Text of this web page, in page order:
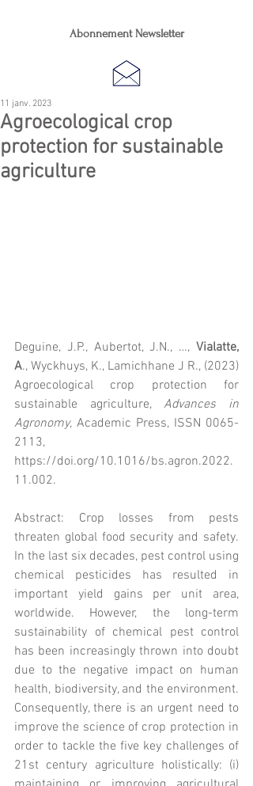
Abonnement Newsletter
Agroecological crop
protection for sustainable
agriculture
11 janv. 2023
Deguine, J.P., Aubertot, J.N., …, Vialatte,
A., Wyckhuys, K., Lamichhane J R., (2023)
Agroecological crop protection for
sustainable agriculture, Advances in
Agronomy, Academic Press, ISSN 0065-
2113,
https://doi.org/10.1016/bs.agron.2022.
11.002.
Abstract: Crop losses from pests
threaten global food security and safety.
In the last six decades, pest control using
chemical pesticides has resulted in
important yield gains per unit area,
worldwide. However, the long-term
sustainability of chemical pest control
has been increasingly thrown into doubt
due to the negative impact on human
health, biodiversity, and the environment.
Consequently, there is an urgent need to
improve the science of crop protection in
order to tackle the five key challenges of
21st century agriculture holistically: (i)